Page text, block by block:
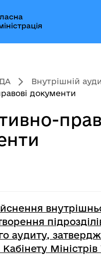
Внутрішній
документи
аудиту,
Міністрів